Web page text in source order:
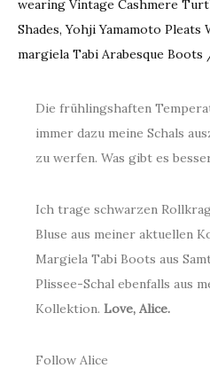
Die frühlingshaften
immer dazu meine Schals
zu werfen. Was gibt es
Ich trage schwarzen
Bluse aus meiner aktuellen
Margiela Tabi Boots aus
Plissee-Schal ebenfalls aus
Kollektion. Love, Alice.
Follow Alice